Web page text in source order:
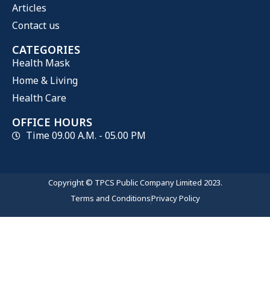
Articles
Contact us
CATEGORIES
Health Mask
Home & Living
Health Care
OFFICE HOURS
Time 09.00 A.M. - 05.00 PM
Copyright © TPCS Public Company Limited 2023.
Terms and ConditionsPrivacy Policy